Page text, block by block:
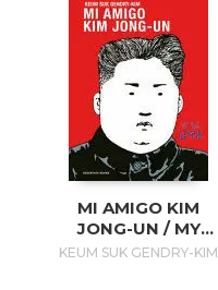
MI AMIGO KIM
JONG-UN / MY
FRIEND KIM JONG-
KEUM SUK GENDRY-KIM